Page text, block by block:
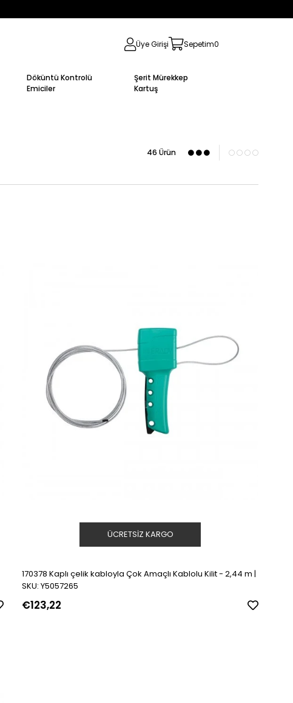
Üye Girişi Sepetim0
Döküntü Kontrolü
Emiciler
Şerit Mürekkep
Kartuş
46 Ürün
170378 Kaplı çelik kabloyla Çok Amaçlı Kablolu Kilit - 2,44 m |
SKU: Y5057265
€123,22
ÜCRETSIZ KARGO